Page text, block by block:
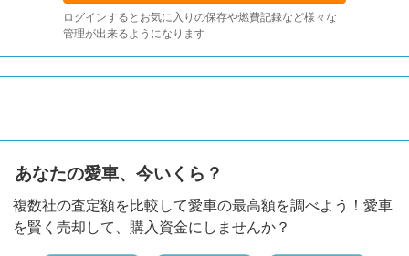
ログインするとお気に入りの保存や燃費記録など様々な
管理が出来るようになります
あなたの愛車、今いくら？
複数社の査定額を比較して愛車の最高額を調べよう！愛車
を賢く売却して、購入資金にしませんか？